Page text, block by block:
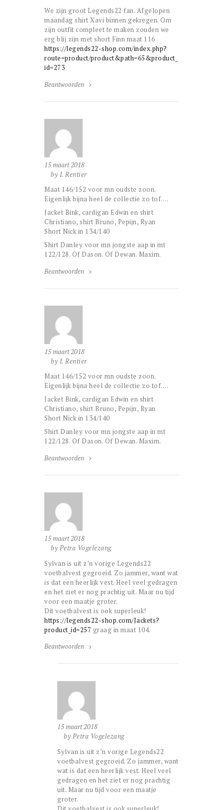
We zijn groot Legends22 fan. Afgelopen
maandag shirt Xavi binnen gekregen. Om
zijn outfit compleet te maken zouden we
erg blij zijn met short Finn maat 116
https://legends22-shop.com/index.php?
route=product/product&path=65&product_
id=273
Beantwoorden
15 maart 2018
by I. Rentier
Maat 146/152 voor mn oudste zoon.
Eigenlijk bijna heel de collectie zo tof….
Jacket Bink, cardigan Edwin en shirt
Christiano, shirt Bruno, Pepijn, Ryan
Short Nick in 134/140
Shirt Danley voor mn jongste aap in mt
122/128. Of Dason. Of Dewan. Maxim.
Beantwoorden
15 maart 2018
by I. Rentier
Maat 146/152 voor mn oudste zoon.
Eigenlijk bijna heel de collectie zo tof….
Jacket Bink, cardigan Edwin en shirt
Christiano, shirt Bruno, Pepijn, Ryan
Short Nick in 134/140
Shirt Danley voor mn jongste aap in mt
122/128. Of Dason. Of Dewan. Maxim.
Beantwoorden
15 maart 2018
by Petra Vogelezang
Sylvan is uit z’n vorige Legends22
voetbalvest gegroeid. Zo jammer, want wat
is dat een heerlijk vest. Heel veel gedragen
en het ziet er nog prachtig uit. Maar nu tijd
voor een maatje groter.
Dit voetbalvest is ook superleuk!
https://legends22-shop.com/Jackets?
product_id=257 graag in maat 104.
Beantwoorden
15 maart 2018
by Petra Vogelezang
Sylvan is uit z’n vorige Legends22
voetbalvest gegroeid. Zo jammer, want
wat is dat een heerlijk vest. Heel veel
gedragen en het ziet er nog prachtig
uit. Maar nu tijd voor een maatje
groter.